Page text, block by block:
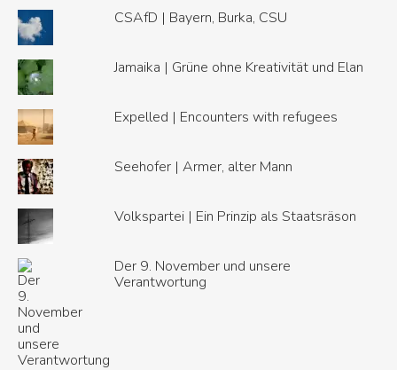
CSAfD | Bayern, Burka, CSU
Jamaika | Grüne ohne Kreativität und Elan
Expelled | Encounters with refugees
Seehofer | Armer, alter Mann
Volkspartei | Ein Prinzip als Staatsräson
Der 9. November und unsere
Verantwortung